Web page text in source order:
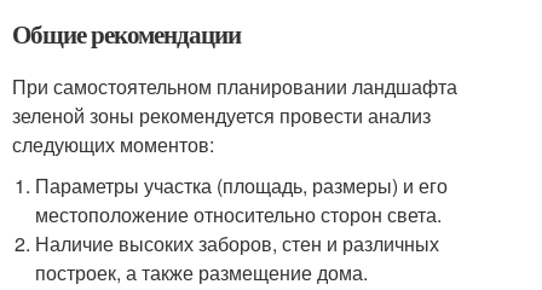
Общие рекомендации
При самостоятельном планировании ландшафта
зеленой зоны рекомендуется провести анализ
следующих моментов:
Параметры участка (площадь, размеры) и его
местоположение относительно сторон света.
Наличие высоких заборов, стен и различных
построек, а также размещение дома.